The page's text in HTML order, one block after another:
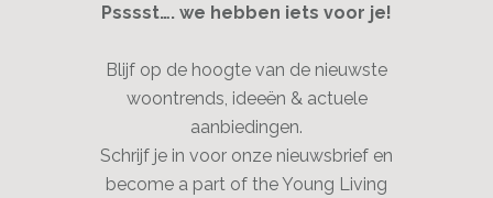
Psssst…. we hebben iets voor je!
Blijf op de hoogte van de nieuwste
woontrends, ideeën & actuele
aanbiedingen.
Schrijf je in voor onze nieuwsbrief en
become a part of the Young Living